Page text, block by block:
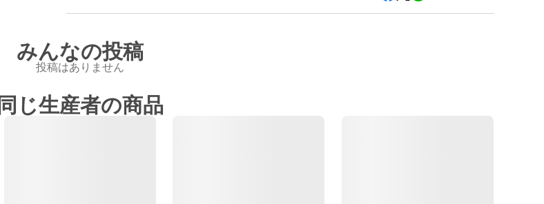
みんなの投稿
投稿はありません
同じ生産者の商品